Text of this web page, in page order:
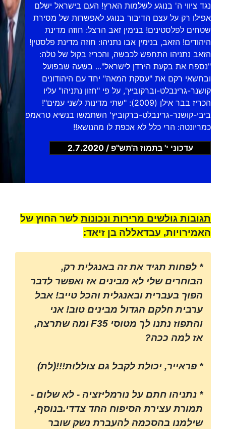
נגד ציווי ה' בנוגע לשלמות הארץ! העם בישראל ישלם
אפילו רק על עצם הדיבור בנוגע לאפשרות של מסירת
שטחים לפלסטינים! בנימין זאב הרצל: חוזה מדינת
היהודים! הזאב, בנימין אבו נתניהו: חוזה מדינת פלסטין!
הזאב נתניהו התחפש לכבשה, והכריז בקול של טלה:
"נספח את בקעת הירדן לישראל"... בשעה שבפועל
ובחשאי רקם את "עסקת המאה" יחד עם היהודונים
קושנר-גרינבלט-וברקוביץ', על פי "חזון נתניהו" עליו
הכריז בבר אילן (2009): "שתי מדינות לשני עמים"!
ביבי-קושנר-גרינבלט-ברקוביץ' השתמשו בנשיא טראמפ
כמריונטה: הרי כלל לא אכפת לו מהנושא!!
עדכוני י' בתמוז ה'תש"פ / 2.7.2020
תגובות גולשים מרירות ונכונות לשר החוץ של
האמירויות, עבדאללה בן זיאד:
* לפחות תגיד את זה באנגלית רק,
הבוחרים שלי לא מבינים אז ואפשר לדבר
הפוך בעברית ובאנגלית והכל טייב! אבל
ערבית חלקם הגדול מבינים טוב! אני
והתפוז נתנו לך מטוסי F35ומה שתרצה,
אז למה ככה?
* פראייר, יכולת לקבל גם צוללות!!!(לת)
* נתניהו חתם על נורמליזציה - לא שלום -
תמורת עצירת הסיפוח החד צדדי.בנוסף,
שילמנו בהסכמה להעברת נשק שובר